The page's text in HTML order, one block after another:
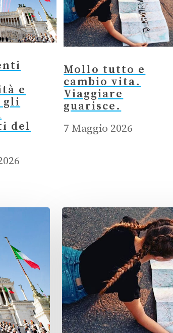
e
gli
del
Mollo tutto e
cambio vita.
Viaggiare
guarisce.
7 Maggio 2026